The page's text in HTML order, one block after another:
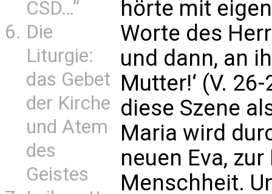
CSD…“
Die
Liturgie:
das Gebet
der Kirche
und Atem
des
Geistes
hörte mit
Worte des
und dann, an
Mutter!‘ (V.
diese Szene
Maria wird
neuen Eva,
Menschheit.